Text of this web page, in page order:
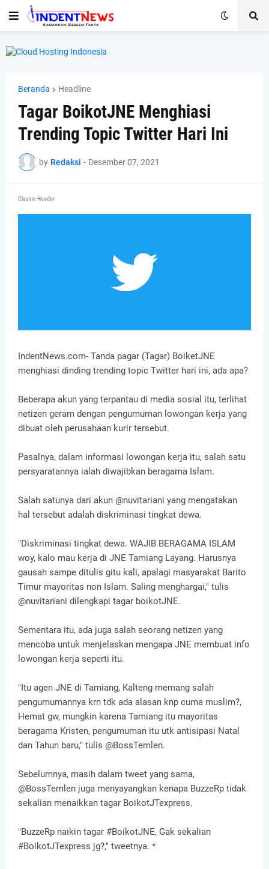
Beranda Headline
Tagar BoikotJNE Menghiasi
Trending Topic Twitter Hari Ini
by Redaksi - Desember 07, 2021
Classic Header
IndentNews.com- Tanda pagar (Tagar) BoiketJNE
menghiasi dinding trending topic Twitter hari ini, ada apa?
Beberapa akun yang terpantau di media sosial itu, terlihat
netizen geram dengan pengumuman lowongan kerja yang
dibuat oleh perusahaan kurir tersebut.
Pasalnya, dalam informasi lowongan kerja itu, salah satu
persyaratannya ialah diwajibkan beragama Islam.
Salah satunya dari akun @nuvitariani yang mengatakan
hal tersebut adalah diskriminasi tingkat dewa.
"Diskriminasi tingkat dewa. WAJIB BERAGAMA ISLAM
woy, kalo mau kerja di JNE Tamiang Layang. Harusnya
gausah sampe ditulis gitu kali, apalagi masyarakat Barito
Timur mayoritas non Islam. Saling menghargai," tulis
@nuvitariani dilengkapi tagar boikotJNE.
Sementara itu, ada juga salah seorang netizen yang
mencoba untuk menjelaskan mengapa JNE membuat info
lowongan kerja seperti itu.
"Itu agen JNE di Tamiang, Kalteng memang salah
pengumumannya krn tdk ada alasan knp cuma muslim?,
Hemat gw, mungkin karena Tamiang itu mayoritas
beragama Kristen, pengumuman itu utk antisipasi Natal
dan Tahun baru," tulis @BossTemlen.
Sebelumnya, masih dalam tweet yang sama,
@BossTemlen juga menyayangkan kenapa BuzzeRp tidak
sekalian menaikkan tagar BoikotJTexpress.
"BuzzeRp naikin tagar #BoikotJNE, Gak sekalian
#BoikotJTexpress jg?," tweetnya. *